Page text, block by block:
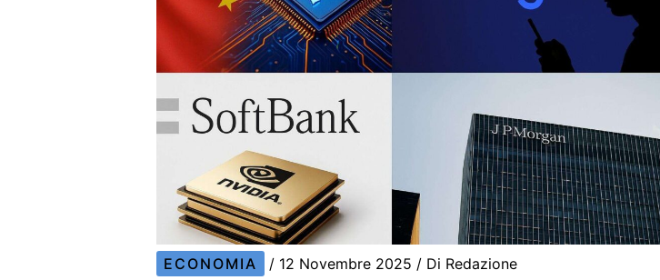
ECONOMIA / 12 Novembre 2025 / Di Redazione